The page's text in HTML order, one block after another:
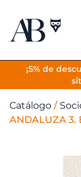
¡5% de
Catálogo /
ANDALUZA 3.